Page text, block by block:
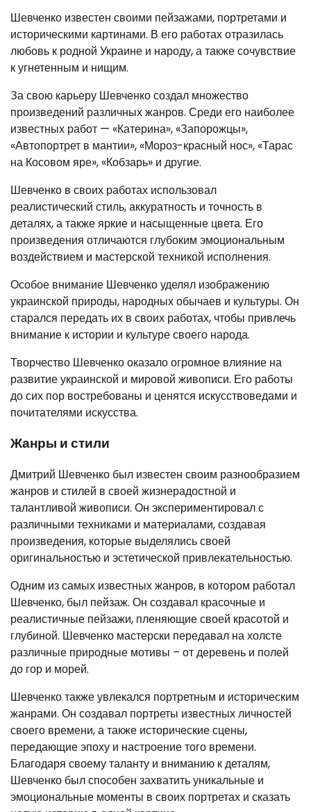
Шевченко известен своими пейзажами, портретами и
историческими картинами. В его работах отразилась
любовь к родной Украине и народу, а также сочувствие
к угнетенным и нищим.
За свою карьеру Шевченко создал множество
произведений различных жанров. Среди его наиболее
известных работ — «Катерина», «Запорожцы»,
«Автопортрет в мантии», «Мороз-красный нос», «Тарас
на Косовом яре», «Кобзарь» и другие.
Шевченко в своих работах использовал
реалистический стиль, аккуратность и точность в
деталях, а также яркие и насыщенные цвета. Его
произведения отличаются глубоким эмоциональным
воздействием и мастерской техникой исполнения.
Особое внимание Шевченко уделял изображению
украинской природы, народных обычаев и культуры. Он
старался передать их в своих работах, чтобы привлечь
внимание к истории и культуре своего народа.
Творчество Шевченко оказало огромное влияние на
развитие украинской и мировой живописи. Его работы
до сих пор востребованы и ценятся искусствоведами и
почитателями искусства.
Жанры и стили
Дмитрий Шевченко был известен своим разнообразием
жанров и стилей в своей жизнерадостной и
талантливой живописи. Он экспериментировал с
различными техниками и материалами, создавая
произведения, которые выделялись своей
оригинальностью и эстетической привлекательностью.
Одним из самых известных жанров, в котором работал
Шевченко, был пейзаж. Он создавал красочные и
реалистичные пейзажи, пленяющие своей красотой и
глубиной. Шевченко мастерски передавал на холсте
различные природные мотивы – от деревень и полей
до гор и морей.
Шевченко также увлекался портретным и историческим
жанрами. Он создавал портреты известных личностей
своего времени, а также исторические сцены,
передающие эпоху и настроение того времени.
Благодаря своему таланту и вниманию к деталям,
Шевченко был способен захватить уникальные и
эмоциональные моменты в своих портретах и сказать